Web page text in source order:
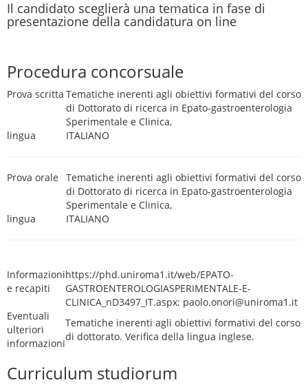
Il candidato sceglierà una tematica in fase di
presentazione della candidatura on line
Procedura concorsuale
Prova scritta Tematiche inerenti agli obiettivi formativi del corso
di Dottorato di ricerca in Epato-gastroenterologia
Sperimentale e Clinica,
lingua
ITALIANO
Prova orale
Tematiche inerenti agli obiettivi formativi del corso
di Dottorato di ricerca in Epato-gastroenterologia
Sperimentale e Clinica,
lingua
ITALIANO
Informazioni
e recapiti
https://phd.uniroma1.it/web/EPATO-
GASTROENTEROLOGIASPERIMENTALE-E-
CLINICA_nD3497_IT.aspx; paolo.onori@uniroma1.it
Eventuali
ulteriori
informazioni
Tematiche inerenti agli obiettivi formativi del corso
di dottorato. Verifica della lingua inglese.
Curriculum studiorum